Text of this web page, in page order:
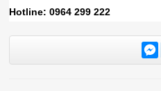
Hotline: 0964 299 222